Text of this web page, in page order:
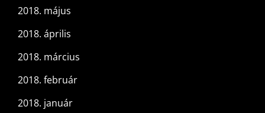
2018. május
2018. április
2018. március
2018. február
2018. január